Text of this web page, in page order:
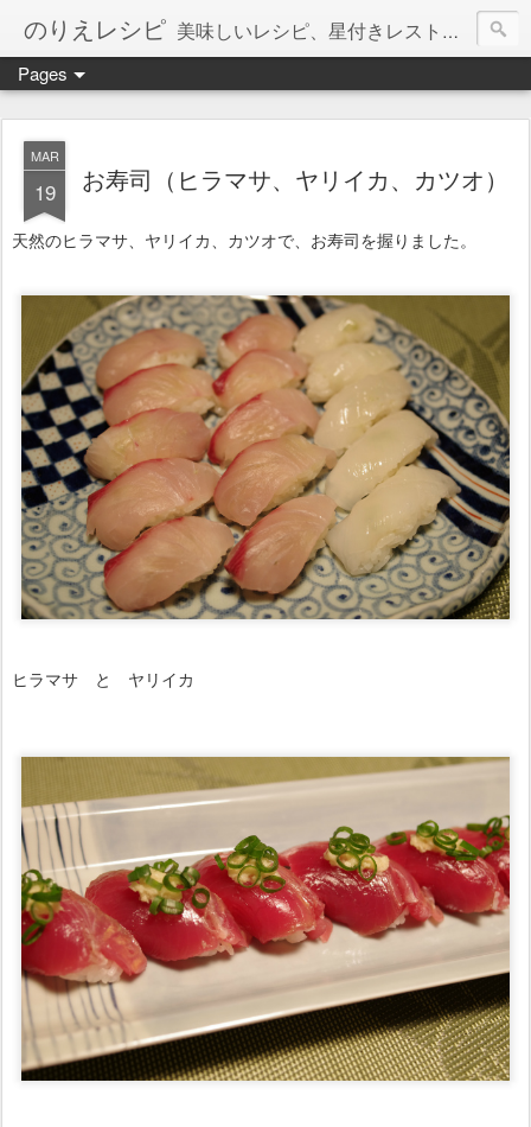
のりえレシピ 美味しいレシピ、星付きレストラン、絶品お取り寄せを紹介しています。
Pages
MAR
19 お寿司（ヒラマサ、ヤリイカ、カツオ）
天然のヒラマサ、ヤリイカ、カツオで、お寿司を握りました。
ヒラマサ と ヤリイカ